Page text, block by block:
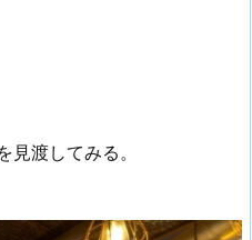
渡してみる。